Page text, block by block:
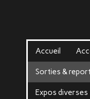
Accueil
Sorties &
Expos diverses